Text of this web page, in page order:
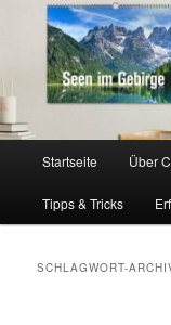
primären
springen
sekundären
springen
share creativity
Startseite Über
Tipps & Tricks
SCHLAGWORT-